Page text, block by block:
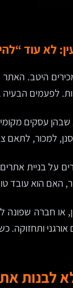
לא עוד
היטב. האתר
לפעמים
עסקים
למכור, לתאם
על בניית
הוא עובד
או חברה שפונה
אורגני
לבנות